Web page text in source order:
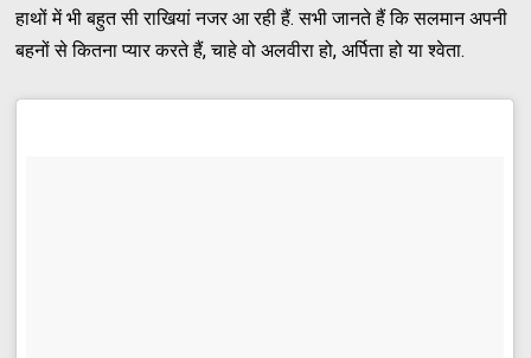
हाथों में भी बहुत सी राखियां नजर आ रही हैं. सभी जानते हैं कि सलमान अपनी
बहनों से कितना प्यार करते हैं, चाहे वो अलवीरा हो, अर्पिता हो या श्वेता.